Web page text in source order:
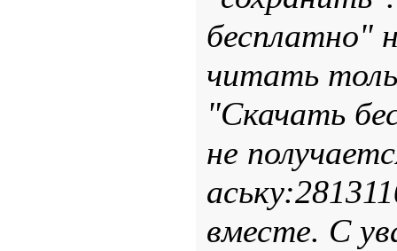
бесплатно"
читать
"Скачать
не
вместе. С